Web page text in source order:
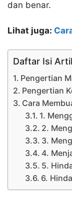
dan benar.
Lihat juga:
Daftar Isi
Pengertian
Pengertian
Cara
1.
2.
3.
4.
5.
6.